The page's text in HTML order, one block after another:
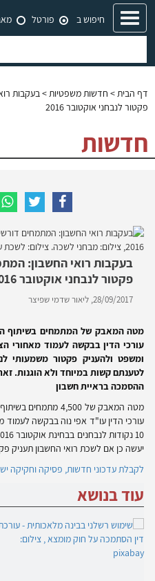
Toggle
navigation
חיפוש ב פורטל
דף הבית> חדשות משפטיות> בעקבות
פקטור לנבחני אוקטובר 2016
חדשות
בעקבות רואי החשבון:
פקטור לנבחני אוקטובר 2016
28/09/2017, ליאור שדמי שפיצר
מטה המאבק של המתמחים בשיתוף
עורכי הדין בבקשה לעמוד מאחורי
ומשפט ולהעניק פקטור משמעותי
לטענתם קשות במיוחד ולא הוגנות.
ההסמכה בראיית חשבון
מטה המאבק של 4,500
עורכי הדין עו"ד אפי נוה בבקשה
יעשה כן אם לשכת רואי החשבון תעניק
לקבלת עדכוני חדשות, פסיקה וחקיקה
עוד בנושא